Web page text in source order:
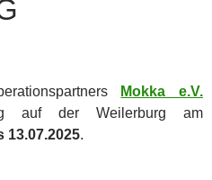
Mokka e.V.
auf der Weilerburg am
13.07.2025.